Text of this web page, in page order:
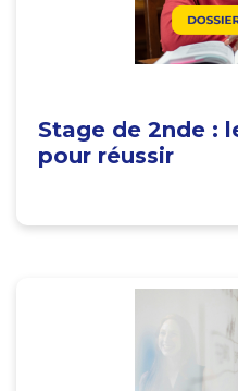
Stage de 2nde :
pour réussir